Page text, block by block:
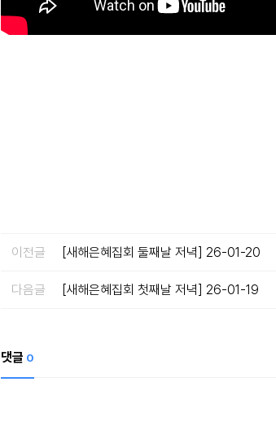
이전글 [새해은혜집회 둘째날 저녁] 26-01-20
다음글 [새해은혜집회 첫째날 저녁] 26-01-19
댓글 0